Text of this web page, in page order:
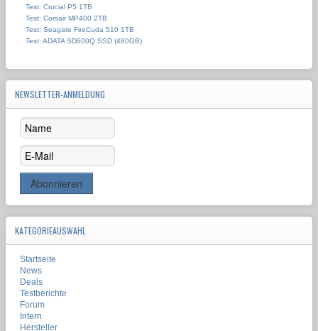
Test: Crucial P5 1TB
Test: Corsair MP400 2TB
Test: Seagate FireCuda 510 1TB
Test: ADATA SD600Q SSD (480GB)
NEWSLETTER-ANMELDUNG
KATEGORIEAUSWAHL
Startseite
News
Deals
Testberichte
Forum
Intern
Hersteller